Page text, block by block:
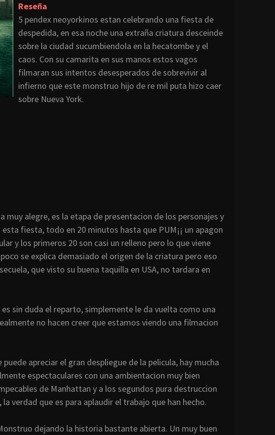
Reseña
5 pendex neoyorkinos estan celebrando una fiesta de
despedida, en esa noche una extraña criatura desceinde
sobre la ciudad sucumbiendola en la hecatombe y el
caos. Con su camarita en sus manos estos vagos
filmaran sus intentos desesperados de sobrevivir al
infierno que este monstruo hijo de re mil puta hizo caer
sobre Nueva York.
muy alegre, es la etapa de presentacion de los personajes y
fiesta, todo en 20 minutos hasta que PUM¡¡ un apagon
y los primeros 20 son casi un relleno pero lo que viene
se explica demasiado el origen de la criatura pero eso
que visto su buena taquilla en USA, no tardara en
es sin duda el reparto, simplemente le da vuelta como una
no hacen creer que estamos viendo una filmacion
apreciar el gran despliegue de la pelicula, hay mucha
espectaculares con una ambientacion muy bien
de Manhattan y a los segundos pura destruccion
verdad que es para aplaudir el trabajo que han hecho.
dejando la historia bastante abierta. Un muy buen